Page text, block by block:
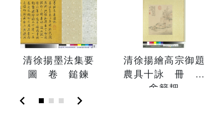
清徐揚墨法集要
圖 卷 鎚鍊
清徐揚繪高宗御題
農具十詠 冊 茅
舍籬耙
chevron_left chevron_right